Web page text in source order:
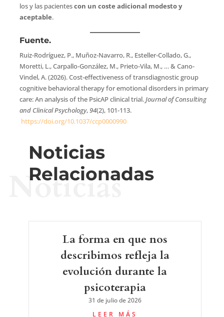
los y las pacientescon un coste adicional modesto y
aceptable.
Fuente.
Ruiz-Rodríguez, P., Muñoz-Navarro, R., Esteller-Collado, G.,
Moretti, L., Carpallo-González, M., Prieto-Vila, M., … & Cano-
Vindel, A. (2026). Cost-effectiveness of transdiagnostic group
cognitive behavioral therapy for emotional disorders in primary
care: An analysis of the PsicAP clinical trial.Journal of Consulting
and Clinical Psychology,94(2), 101-113.
https://doi.org/10.1037/ccp0000990
Noticias
Relacionadas
Noticias
La forma en que nos
describimos refleja la
evolución durante la
psicoterapia
31 de julio de 2026
LEER MÁS